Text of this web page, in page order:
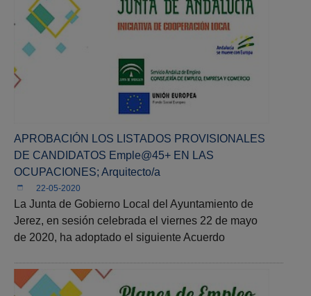
APROBACIÓN LOS LISTADOS PROVISIONALES
DE CANDIDATOS Emple@45+ EN LAS
OCUPACIONES; Arquitecto/a
22-05-2020
La Junta de Gobierno Local del Ayuntamiento de
Jerez, en sesión celebrada el viernes 22 de mayo
de 2020, ha adoptado el siguiente Acuerdo